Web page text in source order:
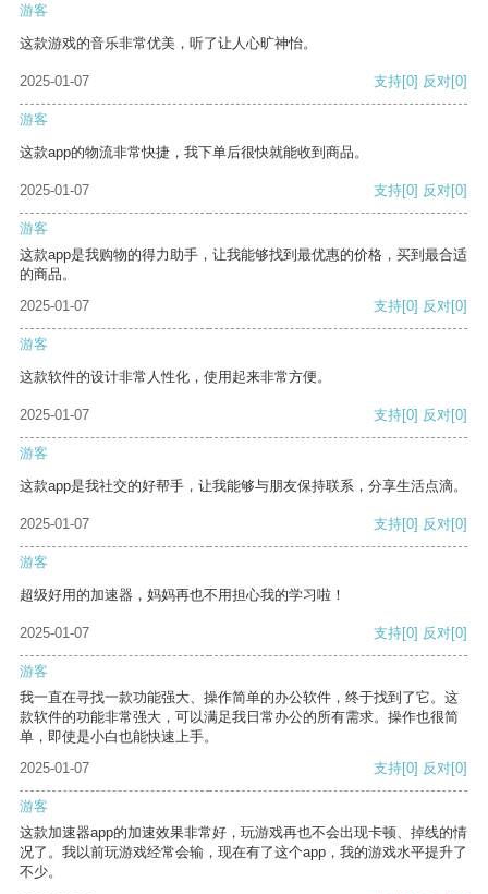
游客
这款游戏的音乐非常优美，听了让人心旷神怡。
2025-01-07 支持[0] 反对[0]
游客
这款app的物流非常快捷，我下单后很快就能收到商品。
2025-01-07 支持[0] 反对[0]
游客
这款app是我购物的得力助手，让我能够找到最优惠的价格，买到最合适
的商品。
2025-01-07
支持[0] 反对[0]
游客
这款软件的设计非常人性化，使用起来非常方便。
2025-01-07 支持[0] 反对[0]
游客
这款app是我社交的好帮手，让我能够与朋友保持联系，分享生活点滴。
2025-01-07 支持[0] 反对[0]
游客
超级好用的加速器，妈妈再也不用担心我的学习啦！
2025-01-07 支持[0] 反对[0]
游客
我一直在寻找一款功能强大、操作简单的办公软件，终于找到了它。这
款软件的功能非常强大，可以满足我日常办公的所有需求。操作也很简
单，即使是小白也能快速上手。
2025-01-07
支持[0] 反对[0]
游客
这款加速器app的加速效果非常好，玩游戏再也不会出现卡顿、掉线的情
况了。我以前玩游戏经常会输，现在有了这个app，我的游戏水平提升了
不少。